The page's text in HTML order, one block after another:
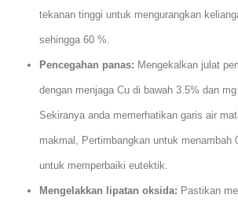
tekanan tinggi untuk mengurangkan
sehingga 60 %.
Pencegahan panas: Mengekalkan julat
dengan menjaga Cu di bawah 3.5% dan
Sekiranya anda memerhatikan garis air
makmal, Pertimbangkan untuk menambah
untuk memperbaiki eutektik.
Mengelakkan lipatan oksida: Pastikan